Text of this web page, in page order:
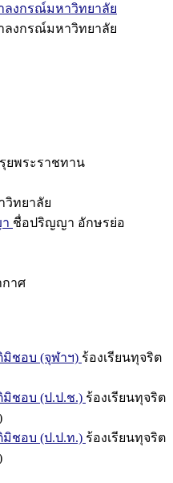
ลงกรณ์มหาวิทยาลัย
ลงกรณ์มหาวิทยาลัย
ยพระราชทาน
วิทยาลัย
ชื่อปริญญา อักษรย่อ
าศ
มิชอบ (จุฬาฯ) ร้องเรียนทุจริต
มิชอบ (ป.ป.ช.) ร้องเรียนทุจริต
มิชอบ (ป.ป.ท.) ร้องเรียนทุจริต